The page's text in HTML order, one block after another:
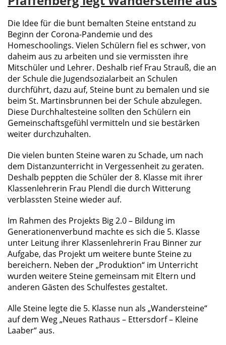
Die Idee für die bunt bemalten Steine entstand zu
Beginn der Corona-Pandemie und des
Homeschoolings. Vielen Schülern fiel es schwer, von
daheim aus zu arbeiten und sie vermissten ihre
Mitschüler und Lehrer. Deshalb rief Frau Strauß, die an
der Schule die Jugendsozialarbeit an Schulen
durchführt, dazu auf, Steine bunt zu bemalen und sie
beim St. Martinsbrunnen bei der Schule abzulegen.
Diese Durchhaltesteine sollten den Schülern ein
Gemeinschaftsgefühl vermitteln und sie bestärken
weiter durchzuhalten.
Die vielen bunten Steine waren zu Schade, um nach
dem Distanzunterricht in Vergessenheit zu geraten.
Deshalb peppten die Schüler der 8. Klasse mit ihrer
Klassenlehrerin Frau Plendl die durch Witterung
verblassten Steine wieder auf.
Im Rahmen des Projekts Big 2.0 – Bildung im
Generationenverbund machte es sich die 5. Klasse
unter Leitung ihrer Klassenlehrerin Frau Binner zur
Aufgabe, das Projekt um weitere bunte Steine zu
bereichern. Neben der „Produktion“ im Unterricht
wurden weitere Steine gemeinsam mit Eltern und
anderen Gästen des Schulfestes gestaltet.
Alle Steine legte die 5. Klasse nun als „Wandersteine“
auf dem Weg „Neues Rathaus – Ettersdorf – Kleine
Laaber“ aus.